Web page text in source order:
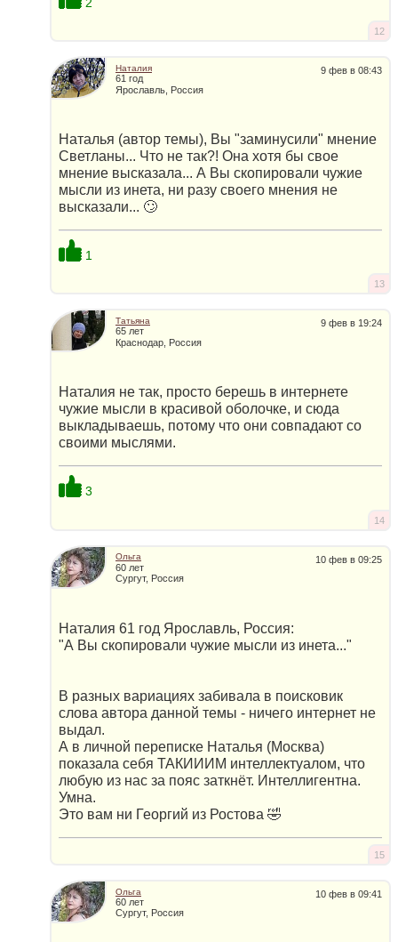
12
9 фев в 08:43
Наталия
61 год
Ярославль, Россия
Наталья (автор темы), Вы "заминусили" мнение
Светланы... Что не так?! Она хотя бы свое
мнение высказала... А Вы скопировали чужие
мысли из инета, ни разу своего мнения не
высказали... 🙄
1
13
9 фев в 19:24
Татьяна
65 лет
Краснодар, Россия
Наталия не так, просто берешь в интернете
чужие мысли в красивой оболочке, и сюда
выкладываешь, потому что они совпадают со
своими мыслями.
3
14
10 фев в 09:25
Ольга
60 лет
Сургут, Россия
Наталия 61 год Ярославль, Россия:
"А Вы скопировали чужие мысли из инета..."
В разных вариациях забивала в поисковик
слова автора данной темы - ничего интернет не
выдал.
А в личной переписке Наталья (Москва)
показала себя ТАКИИИМ интеллектуалом, что
любую из нас за пояс заткнёт. Интеллигентна.
Умна.
Это вам ни Георгий из Ростова 🤣
15
10 фев в 09:41
Ольга
60 лет
Сургут, Россия